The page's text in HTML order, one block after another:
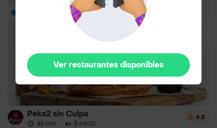
Peka2 sin Culpa
45 min · $ 6500
4.8
Ver restaurantes disponibles